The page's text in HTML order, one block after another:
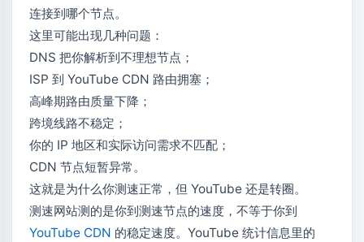
连接到哪个节点。
这里可能出现几种问题：
DNS 把你解析到不理想节点；
ISP 到 YouTube CDN 路由拥塞；
高峰期路由质量下降；
跨境线路不稳定；
你的 IP 地区和实际访问需求不匹配；
CDN 节点短暂异常。
这就是为什么你测速正常，但 YouTube 还是转圈。
测速网站测的是你到测速节点的速度，不等于你到
YouTube CDN 的稳定速度。YouTube 统计信息里的